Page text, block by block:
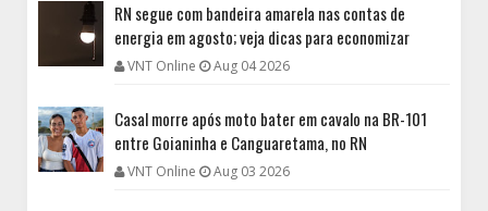
RN segue com bandeira amarela nas contas de
energia em agosto; veja dicas para economizar
VNT Online Aug 04 2026
Casal morre após moto bater em cavalo na BR-101
entre Goianinha e Canguaretama, no RN
VNT Online Aug 03 2026